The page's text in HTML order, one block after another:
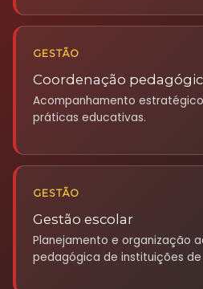
GESTÃO
Coordenação
Acompanhamento
práticas educativas.
GESTÃO
Gestão escolar
Planejamento e organização
pedagógica de instituições de